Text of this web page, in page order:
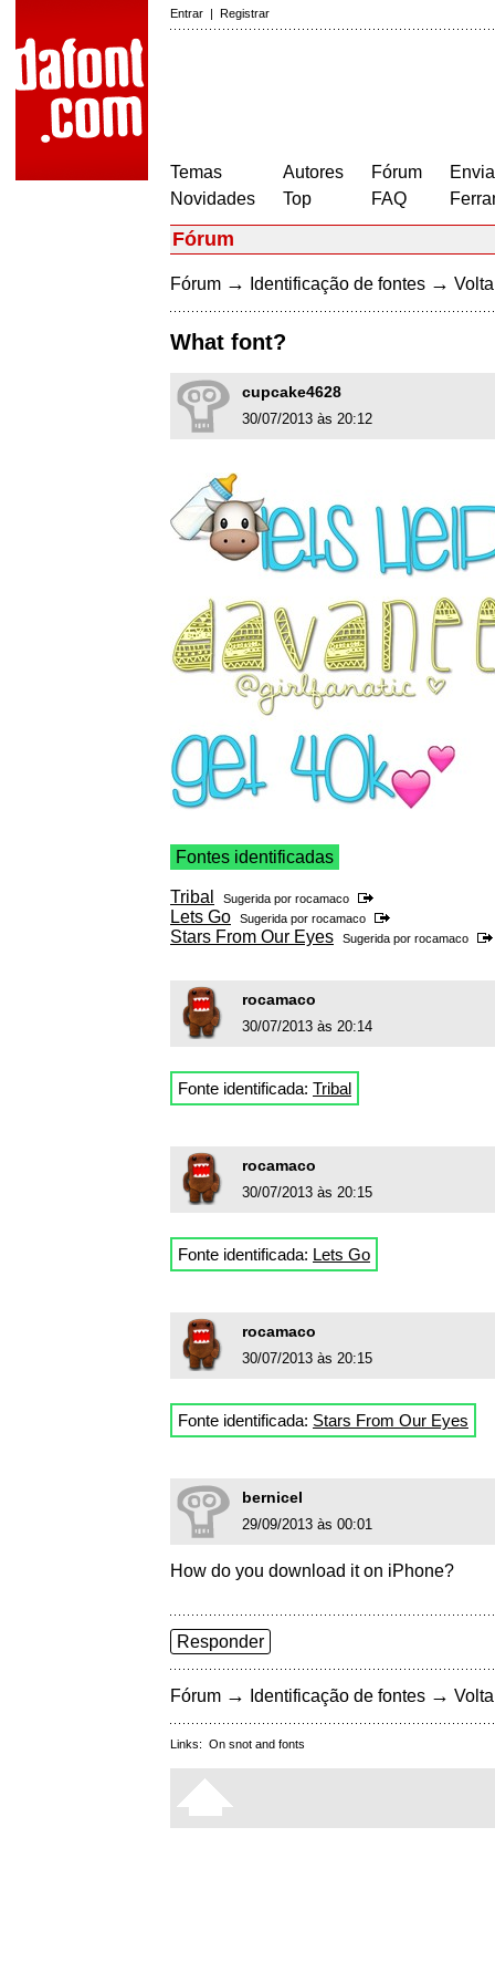
Entrar | Registrar
Temas
Novidades
Autores
Top
Fórum
FAQ
Fórum
Fórum → Identificação de fontes →
What font?
cupcake4628
30/07/2013 às 20:12
Fontes identificadas
Tribal Sugerida por rocamaco
Lets Go Sugerida por rocamaco
Stars From Our Eyes Sugerida por rocamaco
rocamaco
30/07/2013 às 20:14
Fonte identificada: Tribal
rocamaco
30/07/2013 às 20:15
Fonte identificada: Lets Go
rocamaco
30/07/2013 às 20:15
Fonte identificada: Stars From Our Eyes
bernicel
29/09/2013 às 00:01
How do you download it on iPhone?
Responder
Fórum → Identificação de fontes →
Links: On snot and fonts